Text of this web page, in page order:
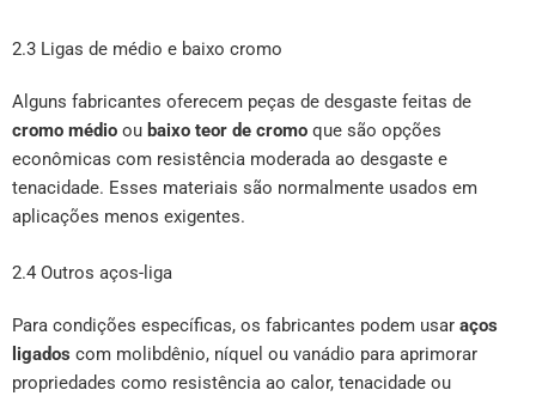
2.3 Ligas de médio e baixo cromo
Alguns fabricantes oferecem peças de desgaste feitas de
cromo médio ou baixo teor de cromo que são opções
econômicas com resistência moderada ao desgaste e
tenacidade. Esses materiais são normalmente usados em
aplicações menos exigentes.
2.4 Outros aços-liga
Para condições específicas, os fabricantes podem usar aços
ligados com molibdênio, níquel ou vanádio para aprimorar
propriedades como resistência ao calor, tenacidade ou